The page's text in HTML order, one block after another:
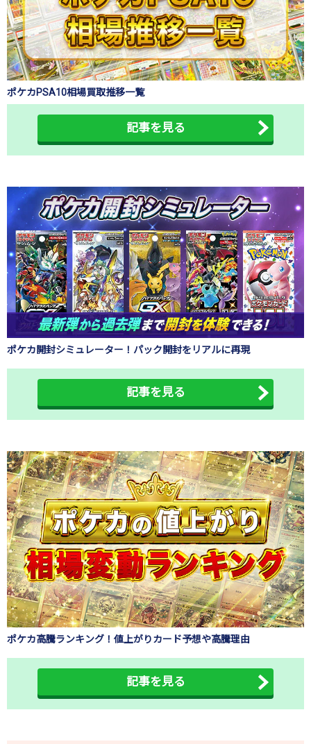
ポケカPSA10相場買取推移一覧
記事を見る
ポケカ開封シミュレーター！パック開封をリアルに再現
記事を見る
ポケカ高騰ランキング！値上がりカード予想や高騰理由
記事を見る